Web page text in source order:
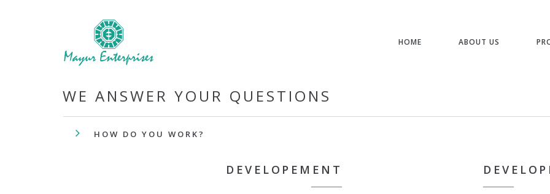
HOME ABOUT US
WE ANSWER YOUR QUESTIONS
HOW DO YOU WORK?
DEVELOPEMENT